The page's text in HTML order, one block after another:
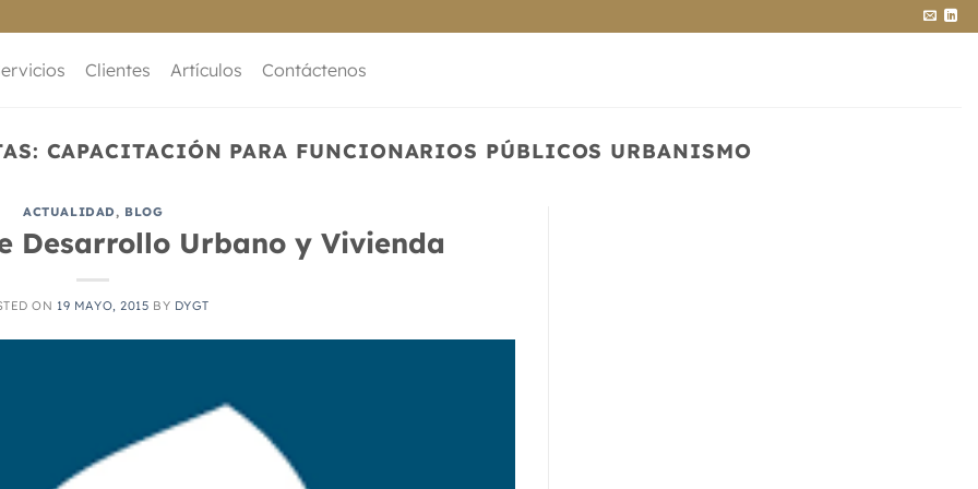
Clientes Artículos Contáctenos
CAPACITACIÓN PARA FUNCIONARIOS PÚBLICOS URBANISMO
ACTUALIDAD, BLOG
Desarrollo Urbano y Vivienda
ON 19 MAYO, 2015 BY DYGT